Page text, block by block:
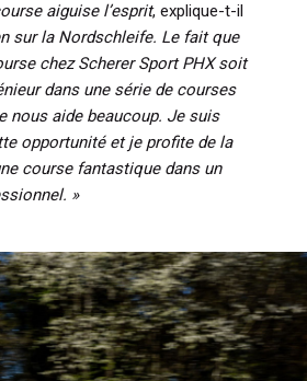
aiguise l’esprit, explique-t-il
sur la Nordschleife. Le fait que
chez Scherer Sport PHX soit
dans une série de courses
nous aide beaucoup. Je suis
opportunité et je profite de la
course fantastique dans un
»